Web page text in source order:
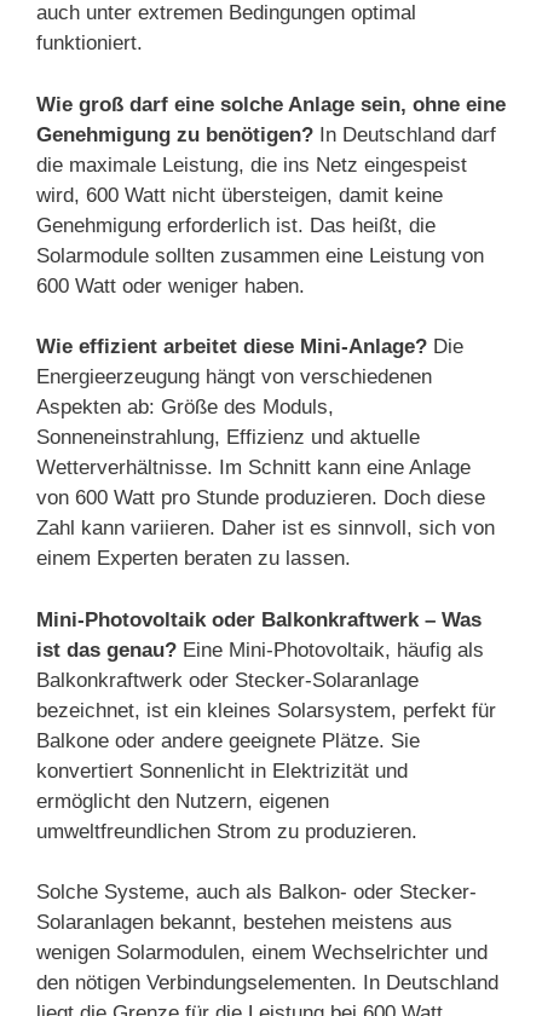
auch unter extremen Bedingungen optimal
funktioniert.
Wie groß darf eine solche Anlage sein, ohne eine
Genehmigung zu benötigen? In Deutschland darf
die maximale Leistung, die ins Netz eingespeist
wird, 600 Watt nicht übersteigen, damit keine
Genehmigung erforderlich ist. Das heißt, die
Solarmodule sollten zusammen eine Leistung von
600 Watt oder weniger haben.
Wie effizient arbeitet diese Mini-Anlage? Die
Energieerzeugung hängt von verschiedenen
Aspekten ab: Größe des Moduls,
Sonneneinstrahlung, Effizienz und aktuelle
Wetterverhältnisse. Im Schnitt kann eine Anlage
von 600 Watt pro Stunde produzieren. Doch diese
Zahl kann variieren. Daher ist es sinnvoll, sich von
einem Experten beraten zu lassen.
Mini-Photovoltaik oder Balkonkraftwerk – Was
ist das genau? Eine Mini-Photovoltaik, häufig als
Balkonkraftwerk oder Stecker-Solaranlage
bezeichnet, ist ein kleines Solarsystem, perfekt für
Balkone oder andere geeignete Plätze. Sie
konvertiert Sonnenlicht in Elektrizität und
ermöglicht den Nutzern, eigenen
umweltfreundlichen Strom zu produzieren.
Solche Systeme, auch als Balkon- oder Stecker-
Solaranlagen bekannt, bestehen meistens aus
wenigen Solarmodulen, einem Wechselrichter und
den nötigen Verbindungselementen. In Deutschland